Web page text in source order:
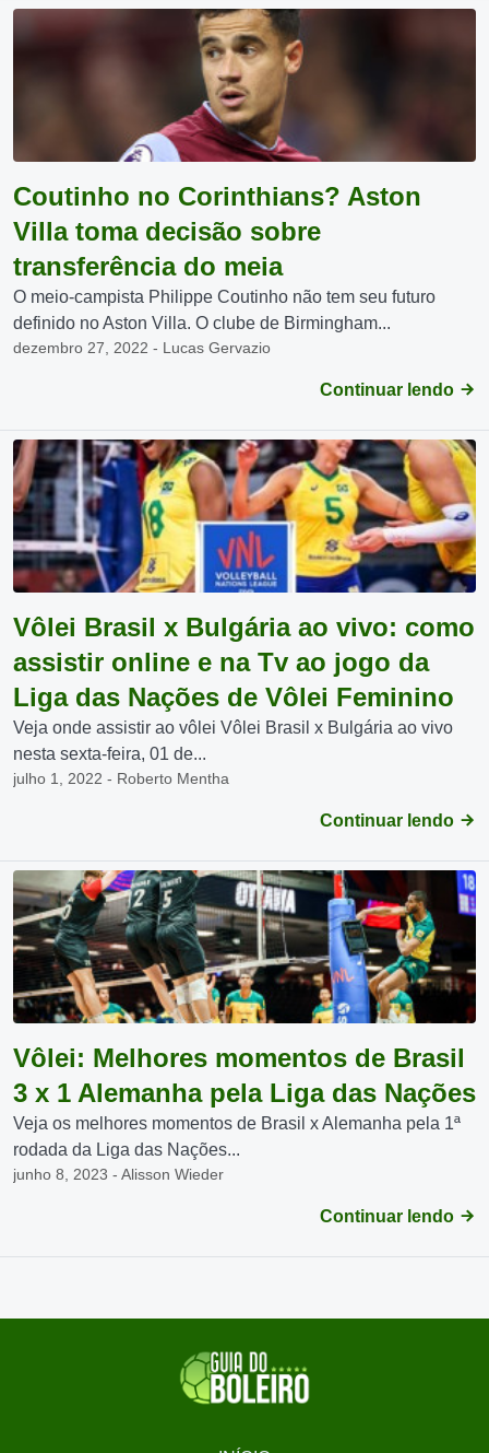
Coutinho no Corinthians? Aston
Villa toma decisão sobre
transferência do meia
O meio-campista Philippe Coutinho não tem seu futuro
definido no Aston Villa. O clube de Birmingham...
dezembro 27, 2022 - Lucas Gervazio
Continuar lendo
Vôlei Brasil x Bulgária ao vivo: como
assistir online e na Tv ao jogo da
Liga das Nações de Vôlei Feminino
Veja onde assistir ao vôlei Vôlei Brasil x Bulgária ao vivo
nesta sexta-feira, 01 de...
julho 1, 2022 - Roberto Mentha
Continuar lendo
Vôlei: Melhores momentos de Brasil
3 x 1 Alemanha pela Liga das Nações
Veja os melhores momentos de Brasil x Alemanha pela 1ª
rodada da Liga das Nações...
junho 8, 2023 - Alisson Wieder
Continuar lendo